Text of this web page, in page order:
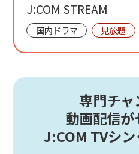
J:COM STREAM
国内ドラマ 見放題
専門チャ
動画配信が
J:COM TVシ